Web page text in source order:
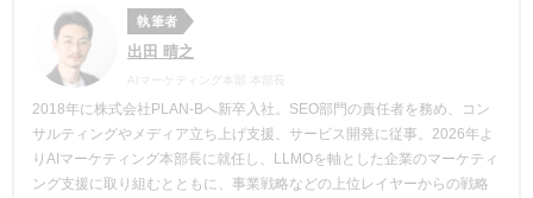
執筆者
出田 晴之
AIマーケティング本部 本部長
2018年に株式会社PLAN-Bへ新卒入社。SEO部門の責任者を務め、コン
サルティングやメディア立ち上げ支援、サービス開発に従事。2026年よ
りAIマーケティング本部長に就任し、LLMOを軸とした企業のマーケティ
ング支援に取り組むとともに、事業戦略などの上位レイヤーからの戦略